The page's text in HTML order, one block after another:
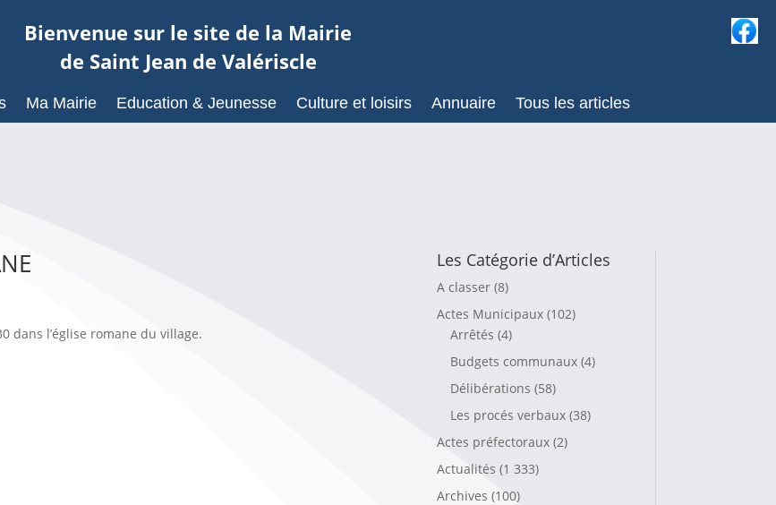
Bienvenue sur le site de la Mairie
de Saint Jean de Valériscle
Ma Mairie Education & Jeunesse Culture et loisirs Annuaire Tous les articles
dans l’église romane du village.
Les Catégorie d’Articles
A classer(8)
Actes Municipaux(102)
Arrêtés (4)
Budgets communaux(4)
Délibérations (58)
Les procés verbaux(38)
Actes préfectoraux(2)
Actualités (1 333)
Archives (100)